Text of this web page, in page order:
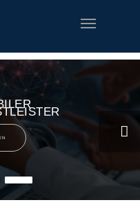
coupon 10
rush music